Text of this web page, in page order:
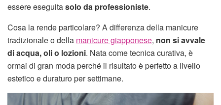
essere eseguitasolo da professioniste.
Cosa la rende particolare? A differenza della manicure
tradizionale o della manicure giapponese, non si avvale
di acqua, oli o lozioni. Nata come tecnica curativa, è
ormai di gran moda perché il risultato è perfetto a livello
estetico e duraturo per settimane.